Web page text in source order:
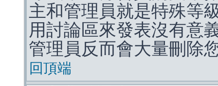
主和管理員就是特殊等
用討論區來發表沒有意
管理員反而會大量刪除
回頂端